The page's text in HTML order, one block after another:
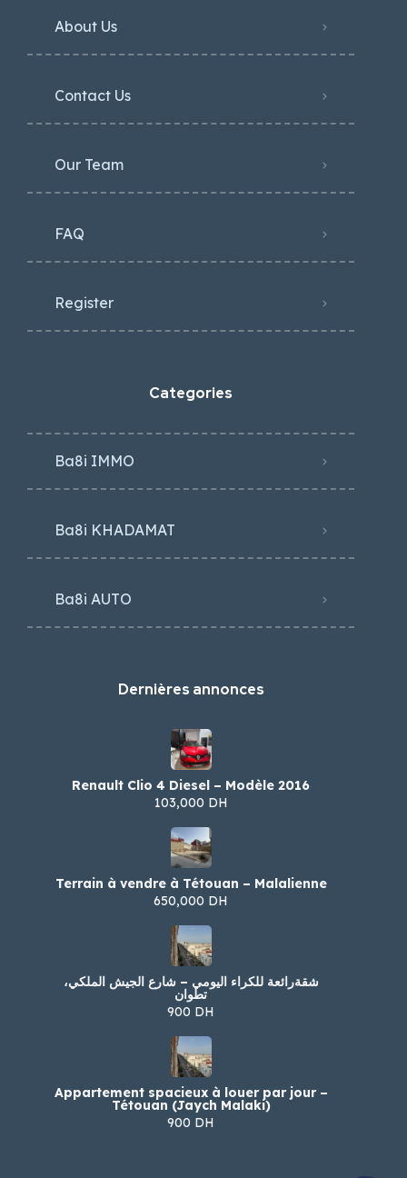
About Us
Contact Us
Our Team
FAQ
Register
Categories
Ba8i IMMO
Ba8i KHADAMAT
Ba8i AUTO
Dernières annonces
Renault Clio 4 Diesel – Modèle 2016
103,000 DH
Terrain à vendre à Tétouan – Malalienne
650,000 DH
شقةرائعة للكراء اليومي – شارع الجيش الملكي،
تطوان
900 DH
Appartement spacieux à louer par jour –
Tétouan (Jaych Malaki)
900 DH